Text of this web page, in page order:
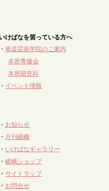
いけばなを習っている方へ
・華道芸術学院のご案内
本所専修会
本所研究科
・ イベント情報
・ お知らせ
・ 月刊嵯峨
・ いけばなギャラリー
・嵯峨ショップ
・サイトマップ
・ お問合せ